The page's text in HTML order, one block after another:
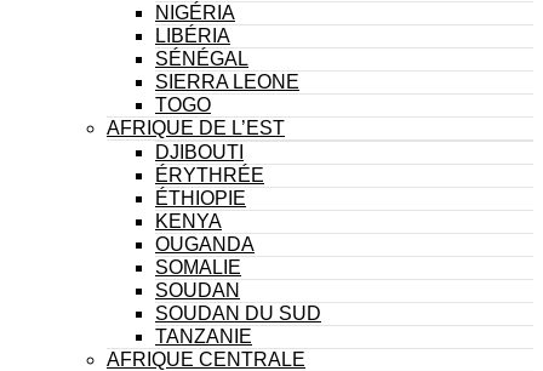
NIGÉRIA
LIBÉRIA
SÉNÉGAL
SIERRA LEONE
TOGO
AFRIQUE DE L’EST
DJIBOUTI
ÉRYTHRÉE
ÉTHIOPIE
KENYA
OUGANDA
SOMALIE
SOUDAN
SOUDAN DU SUD
TANZANIE
AFRIQUE CENTRALE